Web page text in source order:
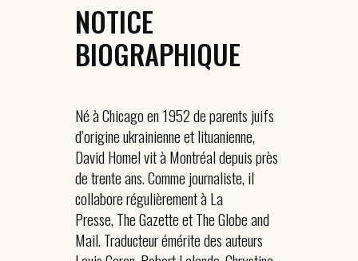
NOTICE
BIOGRAPHIQUE
Né à Chicago en 1952 de parents juifs
d’origine ukrainienne et lituanienne,
David Homel vit à Montréal depuis près
de trente ans. Comme journaliste, il
collabore régulièrement à La
Presse, The Gazette et The Globe and
Mail. Traducteur émérite des auteurs